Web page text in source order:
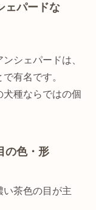
ェパードな
シェパードは、
有名です。
犬種ならではの個
の色・形
い茶色の目が主